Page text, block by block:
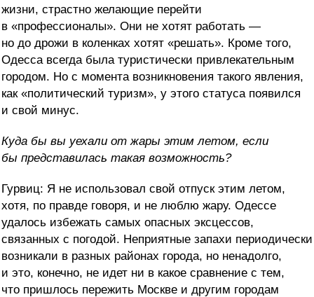
жизни, страстно желающие перейти
в «профессионалы». Они не хотят работать —
но до дрожи в коленках хотят «решать». Кроме того,
Одесса всегда была туристически привлекательным
городом. Но с момента возникновения такого явления,
как «политический туризм», у этого статуса появился
и свой минус.
Куда бы вы уехали от жары этим летом, если
бы представилась такая возможность?
Гурвиц: Я не использовал свой отпуск этим летом,
хотя, по правде говоря, и не люблю жару. Одессе
удалось избежать самых опасных эксцессов,
связанных с погодой. Неприятные запахи периодически
возникали в разных районах города, но ненадолго,
и это, конечно, не идет ни в какое сравнение с тем,
что пришлось пережить Москве и другим городам